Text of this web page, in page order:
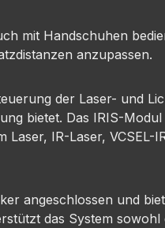
mit Handschuhen
anzupassen.
der Laser- und
bietet. Das IRIS-
IR-Laser, VCSEL-
angeschlossen und
das System sowohl